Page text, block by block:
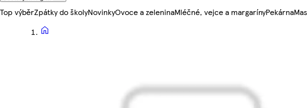
Top výběrZpátky do školyNovinkyOvoce a zeleninaMléčné, vejce a margarínyPekárna